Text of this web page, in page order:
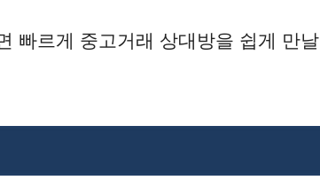
빠르게 중고거래 상대방을 쉽게 만날